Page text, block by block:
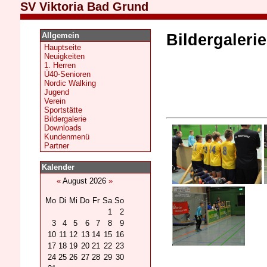
SV Viktoria Bad Grund
Allgemein
Hauptseite
Neuigkeiten
1. Herren
Ü40-Senioren
Nordic Walking
Jugend
Verein
Sportstätte
Bildergalerie
Downloads
Kundenmenü
Partner
Kalender
« August 2026 »
Mo Di Mi Do Fr Sa So
1
2
3
4 5 6 7 8
9
10 11 12 13 14 15 16
17 18 19 20 21 22 23
24 25 26 27 28 29 30
Bildergalerie